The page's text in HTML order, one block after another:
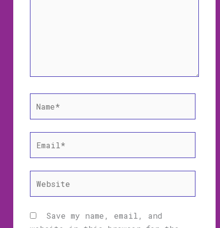
Save my name, email, and